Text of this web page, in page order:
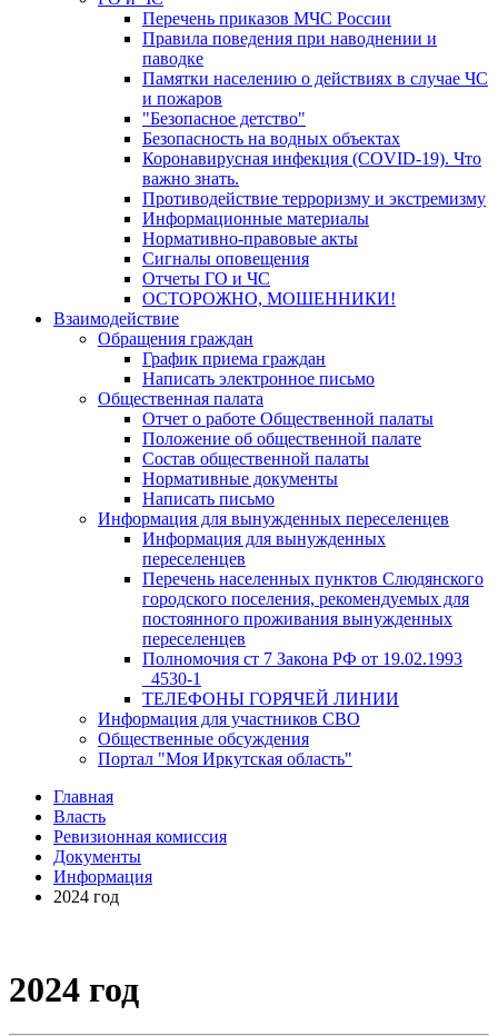
Перечень приказов МЧС России
Правила поведения при наводнении и
паводке
Памятки населению о действиях в случае ЧС
и пожаров
"Безопасное детство"
Безопасность на водных объектах
Коронавирусная инфекция (COVID-19). Что
важно знать.
Противодействие терроризму и экстремизму
Информационные материалы
Нормативно-правовые акты
Сигналы оповещения
Отчеты ГО и ЧС
ОСТОРОЖНО, МОШЕННИКИ!
Взаимодействие
Обращения граждан
График приема граждан
Написать электронное письмо
Общественная палата
Отчет о работе Общественной палаты
Положение об общественной палате
Состав общественной палаты
Нормативные документы
Написать письмо
Информация для вынужденных переселенцев
Информация для вынужденных
переселенцев
Перечень населенных пунктов Слюдянского
городского поселения, рекомендуемых для
постоянного проживания вынужденных
переселенцев
Полномочия ст 7 Закона РФ от 19.02.1993
_4530-1
ТЕЛЕФОНЫ ГОРЯЧЕЙ ЛИНИИ
Информация для участников СВО
Общественные обсуждения
Портал "Моя Иркутская область"
Главная
Власть
Ревизионная комиссия
Документы
Информация
2024 год
2024 год